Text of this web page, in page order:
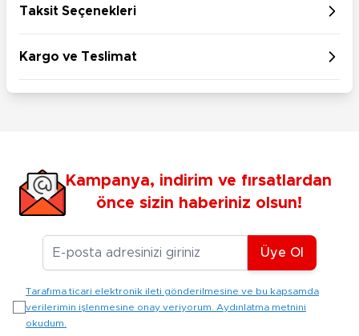
Taksit Seçenekleri
Kargo ve Teslimat
Kampanya, indirim ve fırsatlardan
önce sizin haberiniz olsun!
E-posta Adresiniz
Üye Ol
Tarafıma ticari elektronik ileti gönderilmesine ve bu kapsamda
verilerimin işlenmesine onay veriyorum. Aydınlatma metnini
okudum.